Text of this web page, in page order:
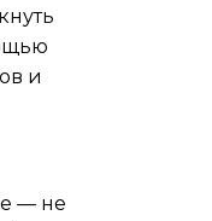
и
— не